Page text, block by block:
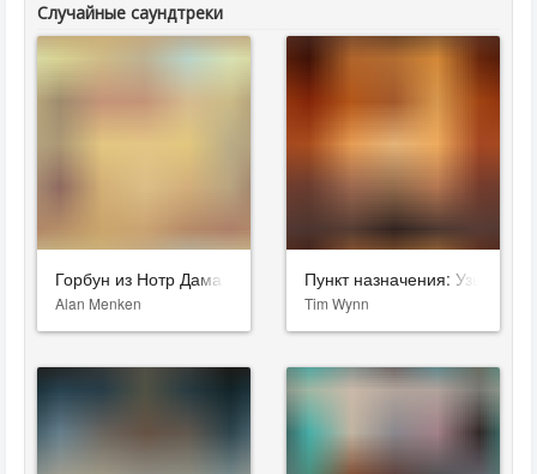
Случайные саундтреки
Горбун из Нотр Дама
Alan Menken
Пункт назначения: Узы крови
Tim Wynn